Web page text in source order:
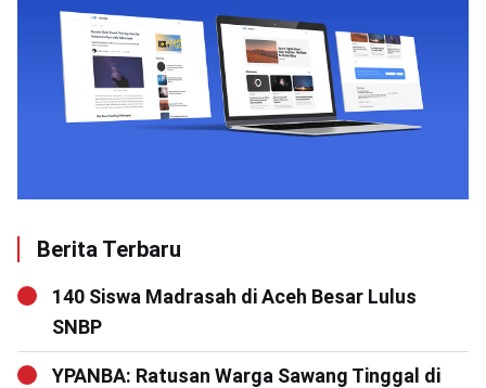
Berita Terbaru
140 Siswa Madrasah di Aceh Besar Lulus
SNBP
YPANBA: Ratusan Warga Sawang Tinggal di